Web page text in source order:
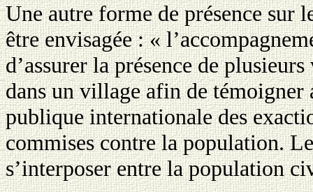
Une autre forme de présence sur
être envisagée : «
d’assurer la présence de
dans un village afin de témoigner
publique internationale des
commises contre la population.
s’interposer entre la population